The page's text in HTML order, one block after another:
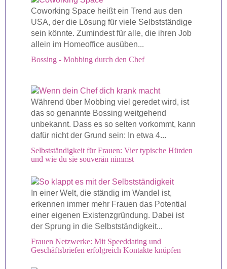
Coworking Space heißt ein Trend aus den
USA, der die Lösung für viele Selbstständige
sein könnte. Zumindest für alle, die ihren Job
allein im Homeoffice ausüben...
Bossing - Mobbing durch den Chef
Während über Mobbing viel geredet wird, ist
das so genannte Bossing weitgehend
unbekannt. Dass es so selten vorkommt, kann
dafür nicht der Grund sein: In etwa 4...
Selbstständigkeit für Frauen: Vier typische Hürden
und wie du sie souverän nimmst
In einer Welt, die ständig im Wandel ist,
erkennen immer mehr Frauen das Potential
einer eigenen Existenzgründung. Dabei ist
der Sprung in die Selbstständigkeit...
Frauen Netzwerke: Mit Speeddating und
Geschäftsbriefen erfolgreich Kontakte knüpfen